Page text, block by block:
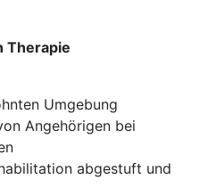
Therapie
Umgebung
Angehörigen bei
abgestuft und